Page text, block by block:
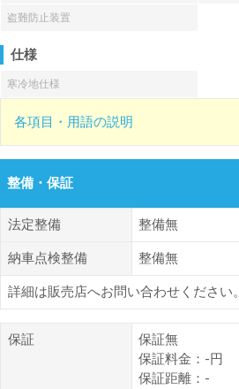
盗難防止装置
仕様
寒冷地仕様
各項目・用語の説明
整備・保証
法定整備 整備無
納車点検整備 整備無
詳細は販売店へお問い合わせください。
保証
保証無
保証料金：-円
保証距離：-